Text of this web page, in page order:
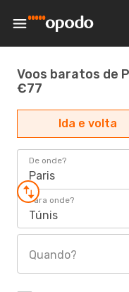
Voos baratos de
€77
Ida e volta
De onde?
Paris
Para onde?
Túnis
Quando?